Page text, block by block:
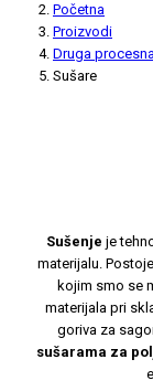
Početna
Proizvodi
Druga
Sušare
Sušenje je
materijalu.
kojim smo se
materijala pri
goriva za
sušarama za